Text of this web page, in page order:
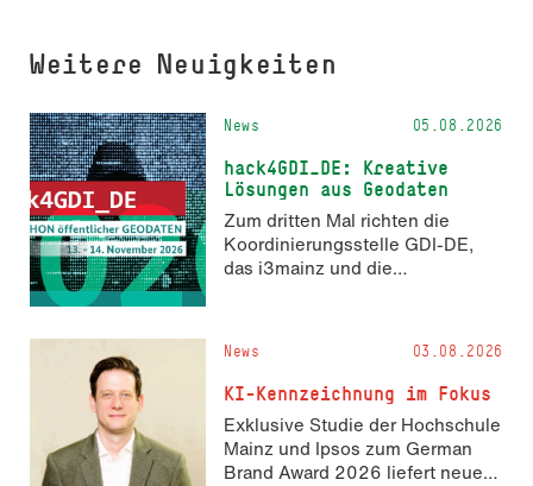
Weitere Neuigkeiten
News 05.08.2026
hack4GDI_DE: Kreative
Lösungen aus Geodaten
Zum dritten Mal richten die
Koordinierungsstelle GDI-DE,
das i3mainz und die
und 14. November 2026 den
Hackathon hack4GDI_DE an der
Hochschule Mainz aus. Die
Anmeldung ist geöffnet und bis
zum 2. Oktober 2026 möglich.
News 03.08.2026
KI-Kennzeichnung im Fokus
Exklusive Studie der Hochschule
Mainz und Ipsos zum German
Brand Award 2026 liefert neue